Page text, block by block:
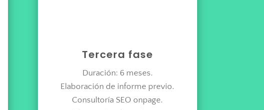
Tercera fase
Duración: 6 meses.
Elaboración de informe previo.
Consultoría SEO onpage.